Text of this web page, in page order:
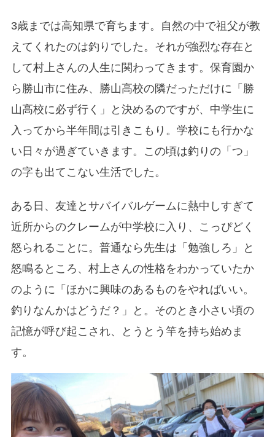
3歳までは高知県で育ちます。自然の中で祖父が教
えてくれたのは釣りでした。それが強烈な存在と
して村上さんの人生に関わってきます。保育園か
ら勝山市に住み、勝山高校の隣だっただけに「勝
山高校に必ず行く」と決めるのですが、中学生に
入ってから半年間は引きこもり。学校にも行かな
い日々が過ぎていきます。この頃は釣りの「つ」
の字も出てこない生活でした。
ある日、友達とサバイバルゲームに熱中しすぎて
近所からのクレームが中学校に入り、こっぴどく
怒られることに。普通なら先生は「勉強しろ」と
怒鳴るところ、村上さんの性格をわかっていたか
のように「ほかに興味のあるものをやればいい。
釣りなんかはどうだ？」と。そのとき小さい頃の
記憶が呼び起こされ、とうとう竿を持ち始めま
す。